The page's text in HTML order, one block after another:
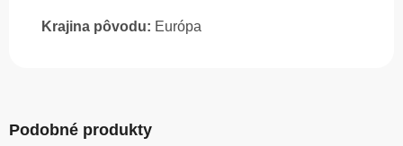
Krajina pôvodu: Európa
Podobné produkty